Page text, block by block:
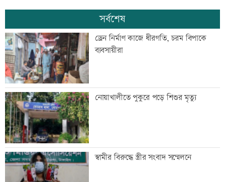
সর্বশেষ
ড্রেন নির্মাণ কাজে ধীরগতি, চরম বিপাকে
ব্যবসায়ীরা
নোয়াখালীতে পুকুরে পড়ে শিশুর মৃত্যু
স্বামীর বিরুদ্ধে স্ত্রীর সংবাদ সম্মেলনে